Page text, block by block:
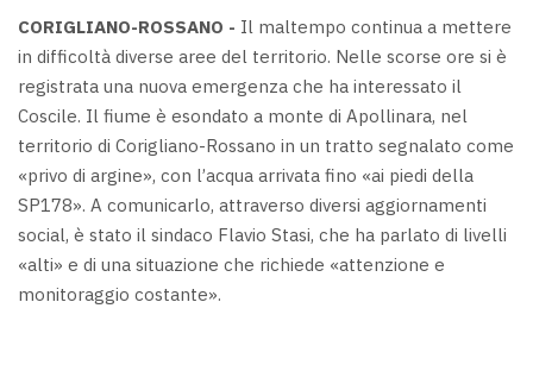
CORIGLIANO-ROSSANO - Il maltempo continua a mettere
in difficoltà diverse aree del territorio. Nelle scorse ore si è
registrata una nuova emergenza che ha interessato il
Coscile. Il fiume è esondato a monte di Apollinara, nel
territorio di Corigliano-Rossano in un tratto segnalato come
«privo di argine», con l’acqua arrivata fino «ai piedi della
SP178». A comunicarlo, attraverso diversi aggiornamenti
social, è stato il sindaco Flavio Stasi, che ha parlato di livelli
«alti» e di una situazione che richiede «attenzione e
monitoraggio costante».